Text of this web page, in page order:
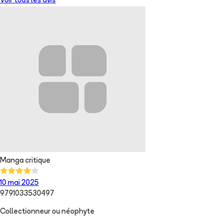
Manga critique
10 mai 2025
9791033530497
Collectionneur ou néophyte